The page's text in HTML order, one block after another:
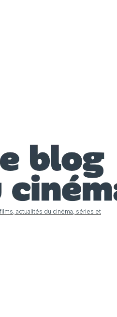
actualités du cinéma, séries et